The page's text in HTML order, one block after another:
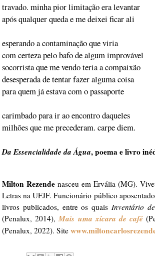
travado. minha pior limitação era levantar
após qualquer queda e me deixei ficar ali
esperando a contaminação que viria
com certeza pelo bafo de algum improvável
socorrista que me vendo teria a compaixão
desesperada de tentar fazer alguma coisa
para quem já estava com o passaporte
carimbado para ir ao encontro daqueles
milhões que me precederam. carpe diem.
Da Essencialidade da Água, poema e livro
Milton Rezende nasceu em Ervália (MG).
Letras na UFJF. Funcionário público
livros publicados, entre os quais Inventário
(Penalux, 2014),Mais uma xícara de café
(Penalux, 2022). Site